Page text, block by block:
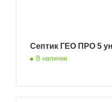
Септик ГЕО ПРО 5
В наличии